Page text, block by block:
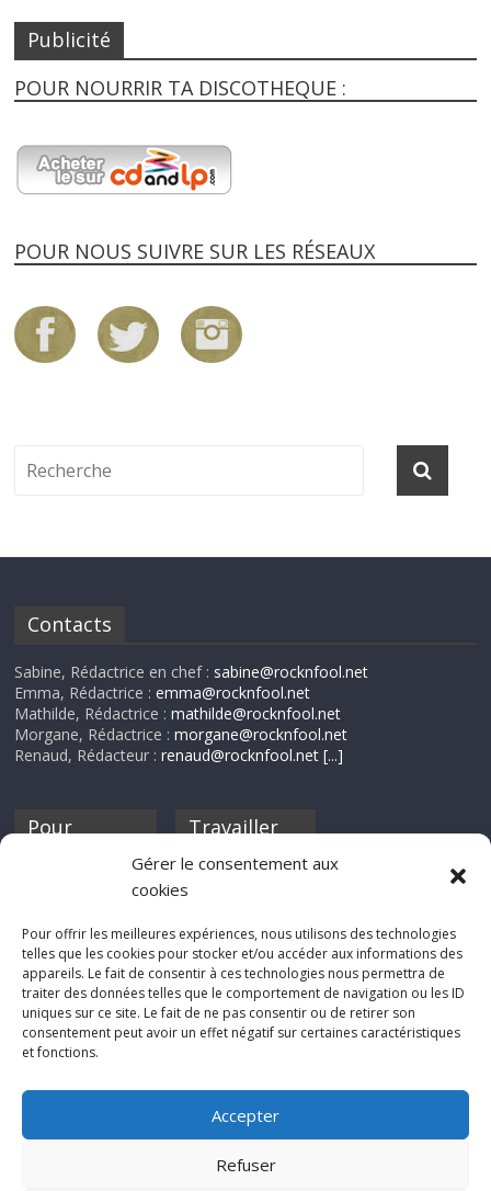
Gérer le consentement aux
cookies
Pour offrir les meilleures expériences, nous utilisons des technologies
telles que les cookies pour stocker et/ou accéder aux informations des
appareils. Le fait de consentir à ces technologies nous permettra de
traiter des données telles que le comportement de navigation ou les ID
uniques sur ce site. Le fait de ne pas consentir ou de retirer son
consentement peut avoir un effet négatif sur certaines caractéristiques
et fonctions.
Accepter
Refuser
Publicité
POUR NOURRIR TA DISCOTHEQUE :
POUR NOUS SUIVRE SUR LES RÉSEAUX
Contacts
Sabine, Rédactrice en chef : sabine@rocknfool.net
Emma, Rédactrice :emma@rocknfool.net
Mathilde, Rédactrice :mathilde@rocknfool.net
Morgane, Rédactrice :morgane@rocknfool.net
Renaud, Rédacteur :renaud@rocknfool.net [...]
Pour
discothèque
Travailler
Si tu souhaites
Rocknfool, n'hésite
pas à nous envoyer
tes chroniques de
concerts, de films,
séries ou des billets
d'humeur :
net